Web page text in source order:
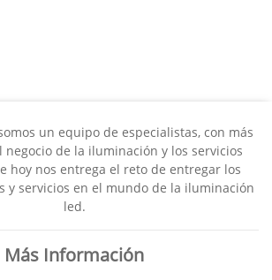
un equipo de especialistas, con más
negocio de la iluminación y los servicios
hoy nos entrega el reto de entregar los
y servicios en el mundo de la iluminación
led.
Más Información